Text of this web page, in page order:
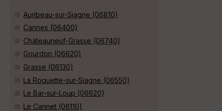
Auribeau-sur-Siagne (06810)
Cannes (06400)
Châteauneuf-Grasse (06740)
Gourdon (06620)
Grasse (06130)
La Roquette-sur-Siagne (06550)
Le Bar-sur-Loup (06620)
Le Cannet (06110)